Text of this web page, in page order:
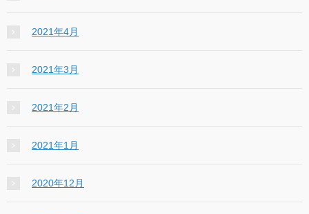
2021年4月
2021年3月
2021年2月
2021年1月
2020年12月